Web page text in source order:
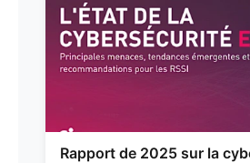
Rapport de 2025 sur la